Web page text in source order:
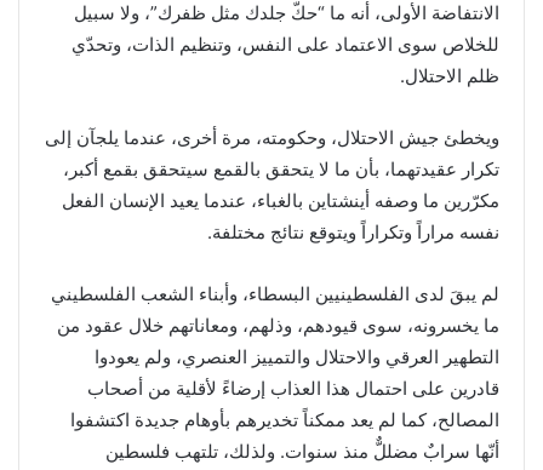
الانتفاضة الأولى، أنه ما “حكّ جلدك مثل ظفرك”، ولا سبيل
للخلاص سوى الاعتماد على النفس، وتنظيم الذات، وتحدّي
ظلم الاحتلال.
ويخطئ جيش الاحتلال، وحكومته، مرة أخرى، عندما يلجآن إلى
تكرار عقيدتهما، بأن ما لا يتحقق بالقمع سيتحقق بقمع أكبر،
مكرّرين ما وصفه أينشتاين بالغباء، عندما يعيد الإنسان الفعل
نفسه مراراً وتكراراً ويتوقع نتائج مختلفة.
لم يبقَ لدى الفلسطينيين البسطاء، وأبناء الشعب الفلسطيني
ما يخسرونه، سوى قيودهم، وذلهم، ومعاناتهم خلال عقود من
التطهير العرقي والاحتلال والتمييز العنصري، ولم يعودوا
قادرين على احتمال هذا العذاب إرضاءً لأقلية من أصحاب
المصالح، كما لم يعد ممكناً تخديرهم بأوهام جديدة اكتشفوا
أنّها سرابٌ مضللٌّ منذ سنوات. ولذلك، تلتهب فلسطين